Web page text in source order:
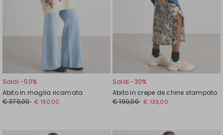
Saldi -50%
Abito in maglia ricamata
€ 379,00 € 190,00
Saldi -30%
Abito in crepe de chine stampato
€ 190,00 € 133,00